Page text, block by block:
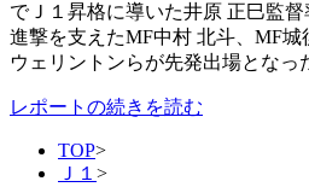
でＪ１昇格に導いた井原 正巳監
進撃を支えたMF中村 北斗、MF城
ウェリントンらが先発出場となっ
レポートの続きを読む
TOP>
Ｊ１ >